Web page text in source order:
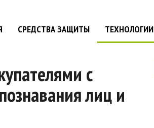
СРЕДСТВА ЗАЩИТЫ ТЕХНОЛОГИИ
с
лиц и